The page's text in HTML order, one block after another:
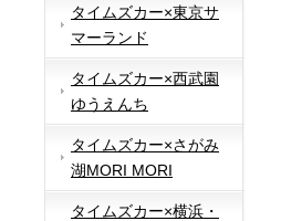
タイムズカー×東京サ
マーランド
タイムズカー×西武園
ゆうえんち
タイムズカー×さがみ
湖MORI MORI
タイムズカー×横浜・